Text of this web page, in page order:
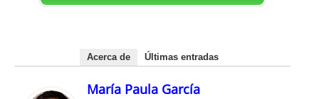
Acerca de Últimas entradas
María Paula García